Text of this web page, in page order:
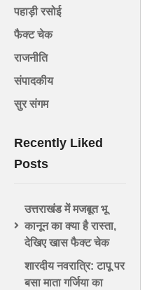
पहाड़ी रसोई
फैक्ट चेक
राजनीति
संपादकीय
सुर संगम
Recently Liked
Posts
उत्तराखंड में मजबूत भू
कानून का क्या है रास्ता,
देखिए खास फैक्ट चेक
शारदीय नवरात्रि: टापू पर
बसा माता गर्जिया का